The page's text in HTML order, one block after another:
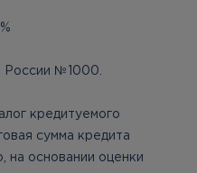
России №1000.
кредитуемого
сумма кредита
на основании оценки